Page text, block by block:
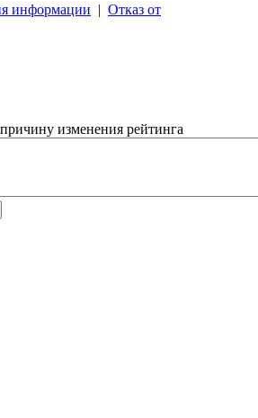
информации | Отказ от
изменения рейтинга